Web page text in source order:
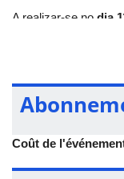
A realizar-se no dia
com
PEDAGÓGICAS
O evento tem como
condição de autistas
matemática.
Coût de